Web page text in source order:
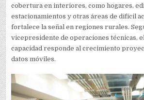
cobertura en interiores, como hogares,
estacionamientos y otras áreas de difícil
fortalece la señal en regiones rurales.
vicepresidente de operaciones técnicas,
capacidad responde al crecimiento
datos móviles.